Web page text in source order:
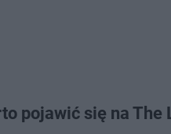
pojawić się na The